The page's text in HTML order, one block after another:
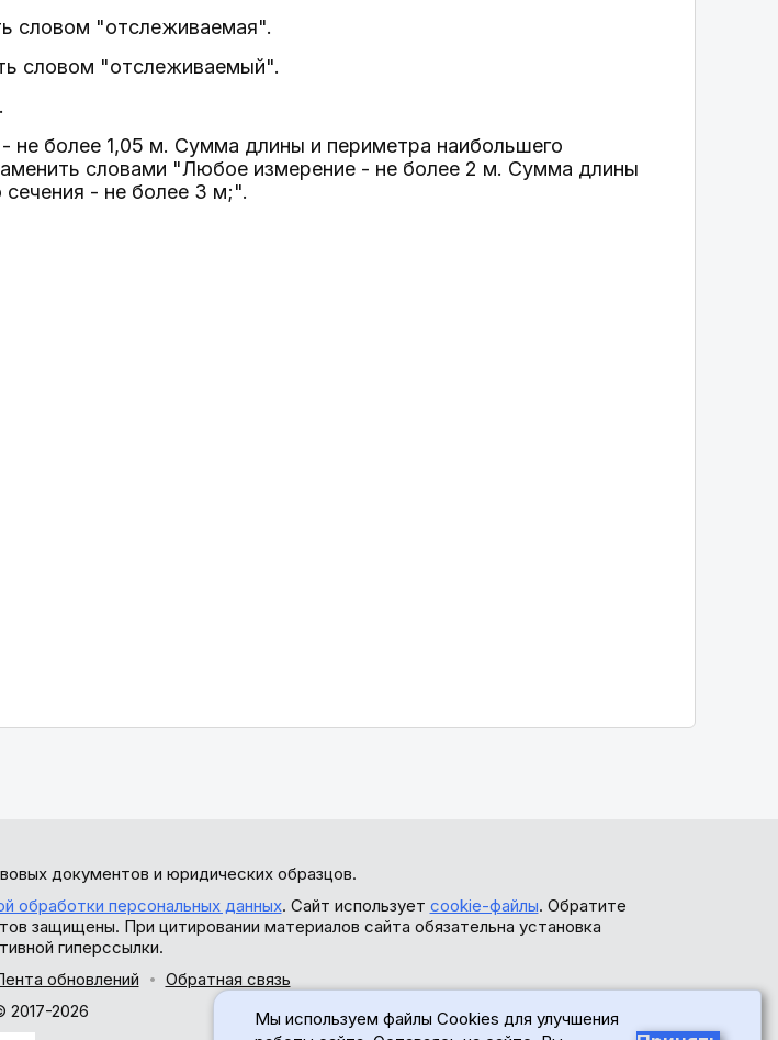
словом "отслеживаемая".
словом "отслеживаемый".
не более 1,05 м. Сумма длины и периметра наибольшего
словами "Любое измерение - не более 2 м. Сумма длины
сечения - не более 3 м;".
документов и юридических образцов.
обработки персональных данных. Сайт использует cookie-файлы. Обратите
защищены. При цитировании материалов сайта обязательна установка
гиперссылки.
обновлений
Обратная связь
2017-2026
Мы используем файлы Cookies для улучшения